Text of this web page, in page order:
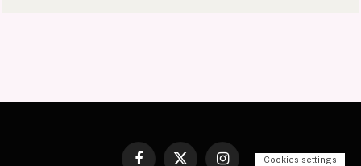
Cookies settings